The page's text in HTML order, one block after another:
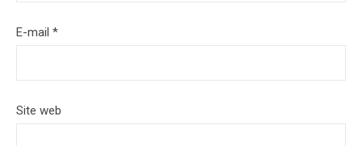
E-mail *
Site web